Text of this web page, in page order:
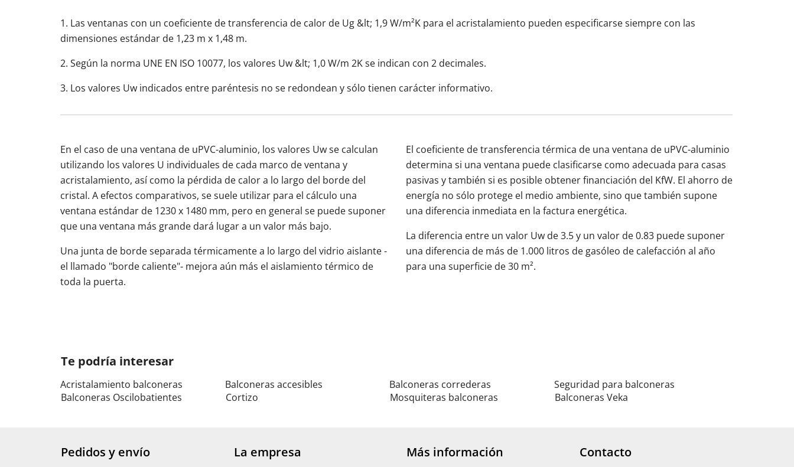
1. Las ventanas con un coeficiente de transferencia de calor de Ug &lt; 1,9 W/m²K para el acristalamiento pueden especificarse siempre con las
dimensiones estándar de 1,23 m x 1,48 m.
2. Según la norma UNE EN ISO 10077, los valores Uw &lt; 1,0 W/m 2K se indican con 2 decimales.
3. Los valores Uw indicados entre paréntesis no se redondean y sólo tienen carácter informativo.
En el caso de una ventana de uPVC-aluminio, los valores Uw se calculan
utilizando los valores U individuales de cada marco de ventana y
acristalamiento, así como la pérdida de calor a lo largo del borde del
cristal. A efectos comparativos, se suele utilizar para el cálculo una
ventana estándar de 1230 x 1480 mm, pero en general se puede suponer
que una ventana más grande dará lugar a un valor más bajo.
Una junta de borde separada térmicamente a lo largo del vidrio aislante -
el llamado "borde caliente"- mejora aún más el aislamiento térmico de
toda la puerta.
El coeficiente de transferencia térmica de una ventana de uPVC-aluminio
determina si una ventana puede clasificarse como adecuada para casas
pasivas y también si es posible obtener financiación del KfW. El ahorro de
energía no sólo protege el medio ambiente, sino que también supone
una diferencia inmediata en la factura energética.
La diferencia entre un valor Uw de 3.5 y un valor de 0.83 puede suponer
una diferencia de más de 1.000 litros de gasóleo de calefacción al año
para una superficie de 30 m².
Te podría interesar
Acristalamiento balconeras Balconeras accesibles Balconeras correderas
Seguridad para balconeras
Balconeras Oscilobatientes
Cortizo Mosquiteras balconeras Balconeras Veka
Pedidos y envío La empresa Más información Contacto